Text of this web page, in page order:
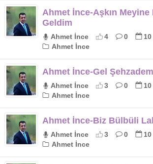
Ahmet İnce-Aşkın Meyine
Geldim
Ahmet İnce 4 0
10
Ahmet İnce
Ahmet İnce-Gel Şehzadem
Ahmet İnce 3 0
10
Ahmet İnce
Ahmet İnce-Biz Bülbüli
Ahmet İnce 3 0
10
Ahmet İnce